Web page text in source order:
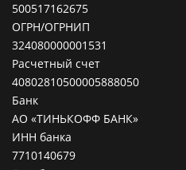
500517162675
ОГРН/ОГРНИП
324080000001531
Расчетный счет
40802810500005888050
Банк
АО «ТИНЬКОФФ БАНК»
ИНН банка
7710140679